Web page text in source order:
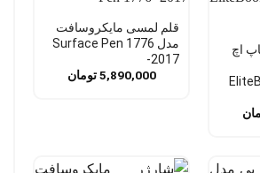
اچ
قلم لمسی مایکروسافت
مدل Surface Pen 1776
-2017
5,890,000 تومان